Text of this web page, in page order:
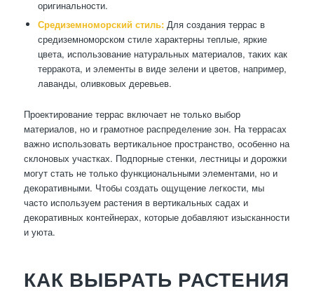
оригинальности.
Средиземноморский стиль:Для создания террас в
средиземноморском стиле характерны теплые, яркие
цвета, использование натуральных материалов, таких как
терракота, и элементы в виде зелени и цветов, например,
лаванды, оливковых деревьев.
Проектирование террас включает не только выбор
материалов, но и грамотное распределение зон. На террасах
важно использовать вертикальное пространство, особенно на
склоновых участках. Подпорные стенки, лестницы и дорожки
могут стать не только функциональными элементами, но и
декоративными. Чтобы создать ощущение легкости, мы
часто используем растения в вертикальных садах и
декоративных контейнерах, которые добавляют изысканности
и уюта.
КАК ВЫБРАТЬ РАСТЕНИЯ